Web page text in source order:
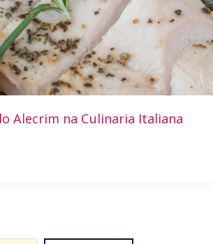
Alecrim na Culinaria Italiana